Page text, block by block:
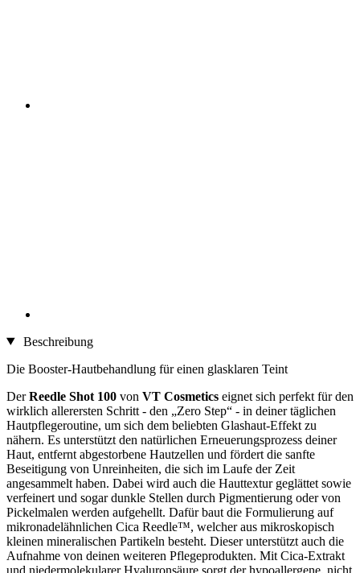
Beschreibung
Die Booster-Hautbehandlung für einen glasklaren Teint
DerReedle Shot 100 von VT Cosmetics eignet sich perfekt für den
wirklich allerersten Schritt - den „Zero Step“ - in deiner täglichen
Hautpflegeroutine, um sich dem beliebten Glashaut-Effekt zu
nähern. Es unterstützt den natürlichen Erneuerungsprozess deiner
Haut, entfernt abgestorbene Hautzellen und fördert die sanfte
Beseitigung von Unreinheiten, die sich im Laufe der Zeit
angesammelt haben. Dabei wird auch die Hauttextur geglättet sowie
verfeinert und sogar dunkle Stellen durch Pigmentierung oder von
Pickelmalen werden aufgehellt. Dafür baut die Formulierung auf
mikronadelähnlichen Cica Reedle™, welcher aus mikroskopisch
kleinen mineralischen Partikeln besteht. Dieser unterstützt auch die
Aufnahme von deinen weiteren Pflegeprodukten. Mit Cica-Extrakt
und niedermolekularer Hyaluronsäure sorgt der hypoallergene, nicht